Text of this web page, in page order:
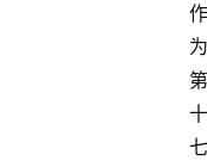
作
为
第
十
七